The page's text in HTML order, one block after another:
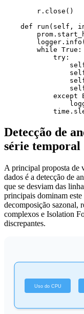
        r.close()
def run(self,
        while True:
            try:
except
Detecção de
série temporal
A principal proposta de
dados é a detecção de
que se desviam das
principais dominam
decomposição sazonal,
complexos e Isolation
discrepantes.
Uso do CPU